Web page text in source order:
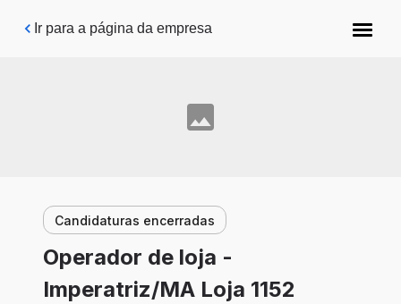
Pular para o conteúdo principal
Ir para a página da empresa
Candidaturas encerradas
Operador de loja -
Imperatriz/MA Loja 1152